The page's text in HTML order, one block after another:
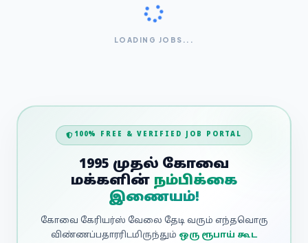
LOADING JOBS...
100% FREE & VERIFIED JOB PORTAL
1995 முதல் கோவை
மக்களின் நம்பிக்கை
இணையம்!
கோவை கேரியர்ஸ் வேலை தேடி வரும் எந்தவொரு
விண்ணப்பதாரரிடமிருந்தும் ஒரு ரூபாய் கூட